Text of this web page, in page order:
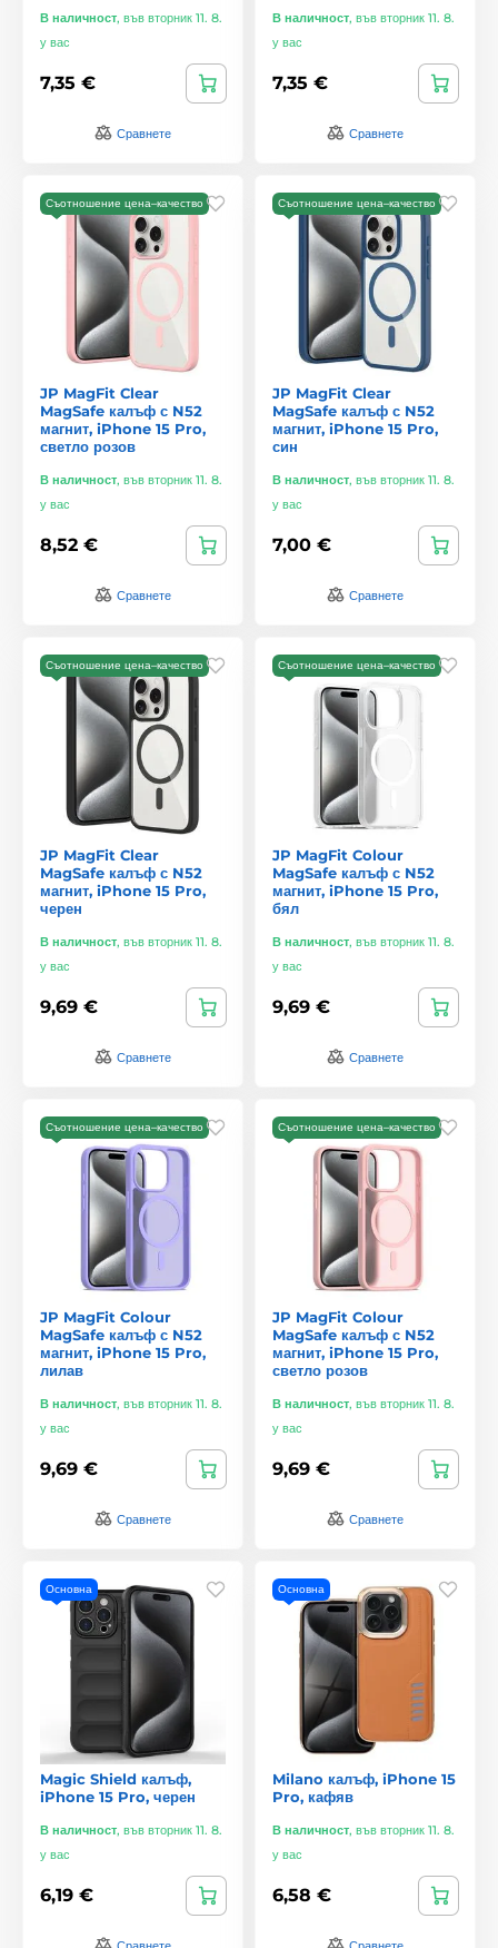
В наличност, във вторник 11. 8.
у вас
7,35 €
Сравнете
В наличност, във вторник 11. 8.
у вас
7,35 €
Сравнете
Съотношение цена–качество
JP MagFit Clear
MagSafe калъф с N52
магнит, iPhone 15 Pro,
светло розов
В наличност, във вторник 11. 8.
у вас
8,52 €
Сравнете
Съотношение цена–качество
JP MagFit Clear
MagSafe калъф с N52
магнит, iPhone 15 Pro,
син
В наличност, във вторник 11. 8.
у вас
7,00 €
Сравнете
Съотношение цена–качество
JP MagFit Clear
MagSafe калъф с N52
магнит, iPhone 15 Pro,
черен
В наличност, във вторник 11. 8.
у вас
9,69 €
Сравнете
Съотношение цена–качество
JP MagFit Colour
MagSafe калъф с N52
магнит, iPhone 15 Pro,
бял
В наличност, във вторник 11. 8.
у вас
9,69 €
Сравнете
Съотношение цена–качество
JP MagFit Colour
MagSafe калъф с N52
магнит, iPhone 15 Pro,
лилав
В наличност, във вторник 11. 8.
у вас
9,69 €
Сравнете
Съотношение цена–качество
JP MagFit Colour
MagSafe калъф с N52
магнит, iPhone 15 Pro,
светло розов
В наличност, във вторник 11. 8.
у вас
9,69 €
Сравнете
Основна
Magic Shield калъф,
iPhone 15 Pro, черен
В наличност, във вторник 11. 8.
у вас
6,19 €
Основна
Milano калъф, iPhone 15
Pro, кафяв
В наличност, във вторник 11. 8.
у вас
6,58 €